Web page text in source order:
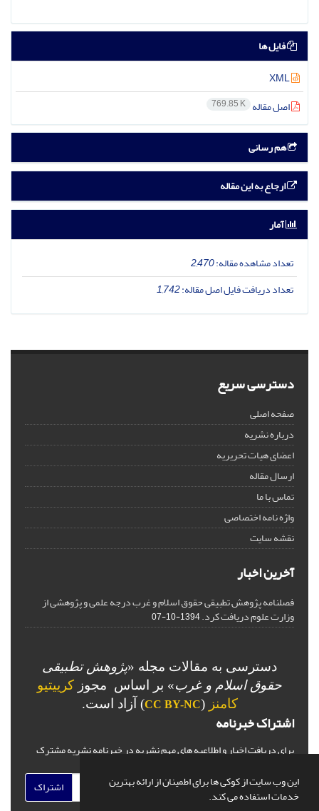
این وب سایت از کوکی ها برای اطمینان از ارائه بهترین
خدمات استفاده می کند.
فایل ها
اصل مقاله 769.85 K
هم رسانی
ارجاع به این مقاله
آمار
تعداد مشاهده مقاله:2,470
تعداد دریافت فایل اصل مقاله:1,742
دسترسی سریع
صفحه اصلی
درباره نشریه
اعضای هیات تحریریه
ارسال مقاله
تماس با ما
واژه نامه اختصاصی
نقشه سایت
آخرین اخبار
فصلنامه پژوهش تطبیقی حقوق اسلام و غرب درجه علمی و پژوهشی از
وزارت علوم دریافت کرد.1394-10-07
دسترسی به مقالات مجله «پژوهش تطبیقی
حقوق اسلام و غرب» بر اساس مجوز کرییتیو
کامنز (
CC BY-NC) آزاد است.
اشتراک خبرنامه
برای دریافت اخبار و اطلاعیه های مهم نشریه در خبرنامه نشریه مشترک
اشتراک